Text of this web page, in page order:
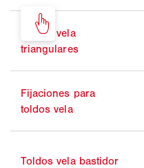
Toldos vela
triangulares
Fijaciones para
toldos vela
Toldos vela bastidor